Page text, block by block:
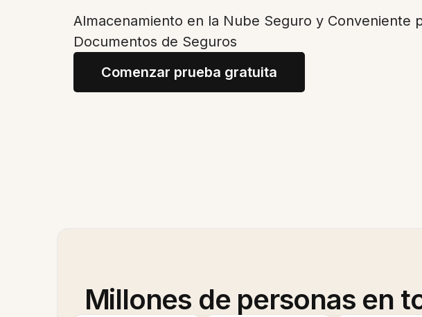
Almacenamiento en la Nube Seguro y Conveniente
Documentos de Seguros
Comenzar prueba gratuita
Millones de personas en